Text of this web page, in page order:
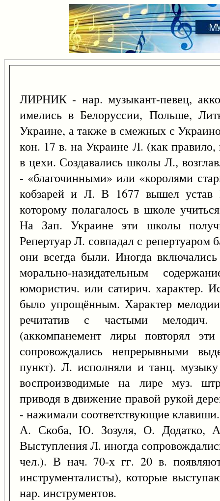
ЛИРНИК - нар. музыкант-певец,
имелись в Белоруссии, Польше,
Украине, а также в смежных с
кон. 17 в. на Украине Л. (как правило,
в цехи. Создавались школы Л.,
- «благочинными» или «королями
кобзарей и Л. В 1677 вышел устав
которому полагалось в школе
На Зап. Украине эти школы
Репертуар Л. совпадал с репертуаром
они всегда были. Иногда
морально-назидательным
юмористич. или сатирич. характер.
было упрощённым. Характер
речитатив с частыми
(аккомпанемент лиры повторял
сопровождались непрерывными
пункт). Л. исполняли и танц.
воспроизводимые на лире муз.
приводя в движение правой рукой
- нажимали соответствующие
А. Скоба, Ю. Зозуля, О. Додатко,
Выступления Л. иногда
чел.). В нач. 70-х гг. 20 в.
инструменталисты), которые
нар. инструментов.